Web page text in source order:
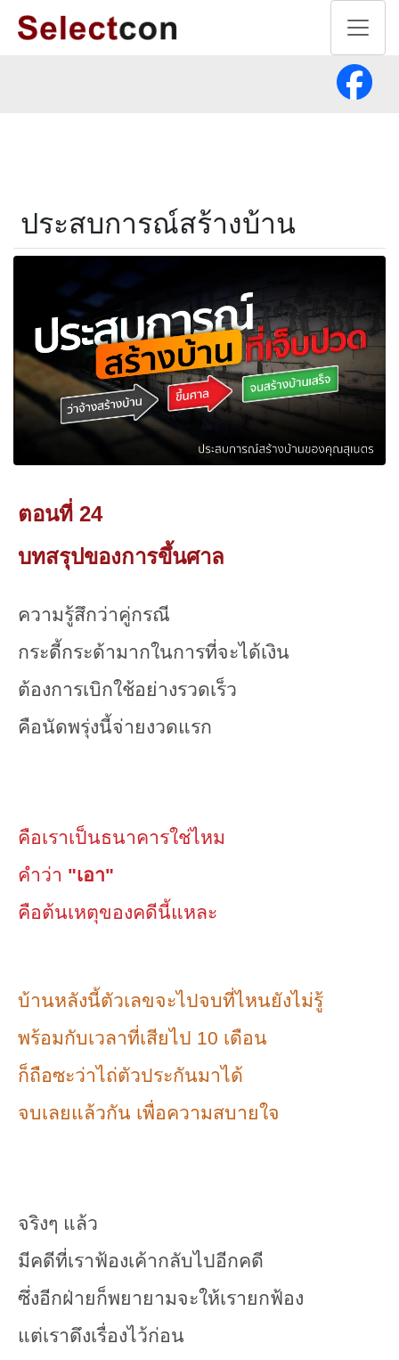
ประสบการณ์สร้างบ้าน
ตอนที่ 24
บทสรุปของการขึ้นศาล
ความรู้สึกว่าคู่กรณี
กระดี้กระด้ามากในการที่จะได้เงิน
ต้องการเบิกใช้อย่างรวดเร็ว
คือนัดพรุ่งนี้จ่ายงวดแรก
คือเราเป็นธนาคารใช่ไหม
คำว่า "เอา"
คือต้นเหตุของคดีนี้แหละ
บ้านหลังนี้ตัวเลขจะไปจบที่ไหนยังไม่รู้
พร้อมกับเวลาที่เสียไป 10 เดือน
ก็ถือซะว่าไถ่ตัวประกันมาได้
จบเลยแล้วกัน เพื่อความสบายใจ
จริงๆ แล้ว
มีคดีที่เราฟ้องเค้ากลับไปอีกคดี
ซึ่งอีกฝ่ายก็พยายามจะให้เรายกฟ้อง
แต่เราดึงเรื่องไว้ก่อน